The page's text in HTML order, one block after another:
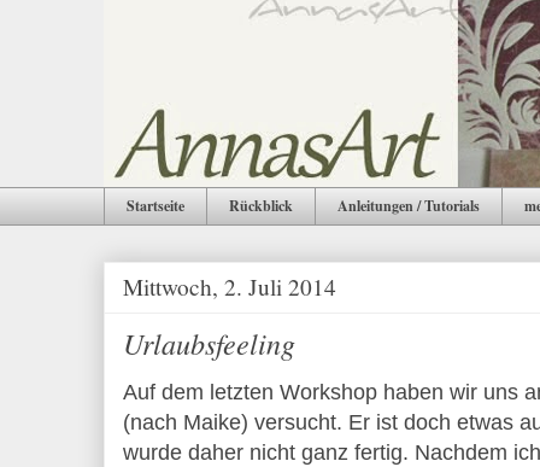
Startseite Rückblick Anleitungen / Tutorials
Mittwoch, 2. Juli 2014
Urlaubsfeeling
Auf dem letzten Workshop haben wir uns
(nach Maike) versucht. Er ist doch etwas
wurde daher nicht ganz fertig. Nachdem